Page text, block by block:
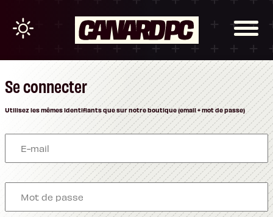
Se connecter
Utilisez les mêmes identifiants que sur notre boutique (email + mot de passe)